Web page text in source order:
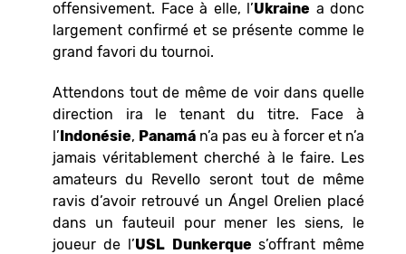
offensivement. Face à elle, l’Ukraine a donc
largement confirmé et se présente comme le
grand favori du tournoi.
Attendons tout de même de voir dans quelle
direction ira le tenant du titre. Face à
l’Indonésie, Panamá n’a pas eu à forcer et n’a
jamais véritablement cherché à le faire. Les
amateurs du Revello seront tout de même
ravis d’avoir retrouvé un Ángel Orelien placé
dans un fauteuil pour mener les siens, le
joueur de l’USL Dunkerque s’offrant même